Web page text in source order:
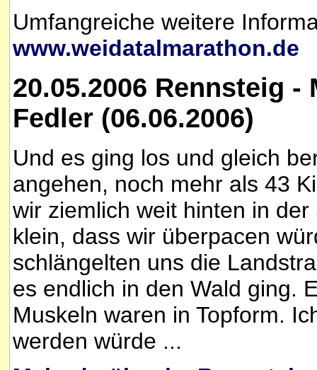
Umfangreiche weitere
www.weidatalmarathon.de
20.05.2006 Rennsteig
Fedler (06.06.2006)
Und es ging los und gleich
angehen, noch mehr als 43
wir ziemlich weit hinten in
klein, dass wir überpacen
schlängelten uns die
es endlich in den Wald ging.
Muskeln waren in Topform.
werden würde ...